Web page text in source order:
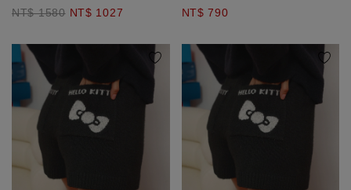
NT$ 1580 NT$ 1027 NT$ 790